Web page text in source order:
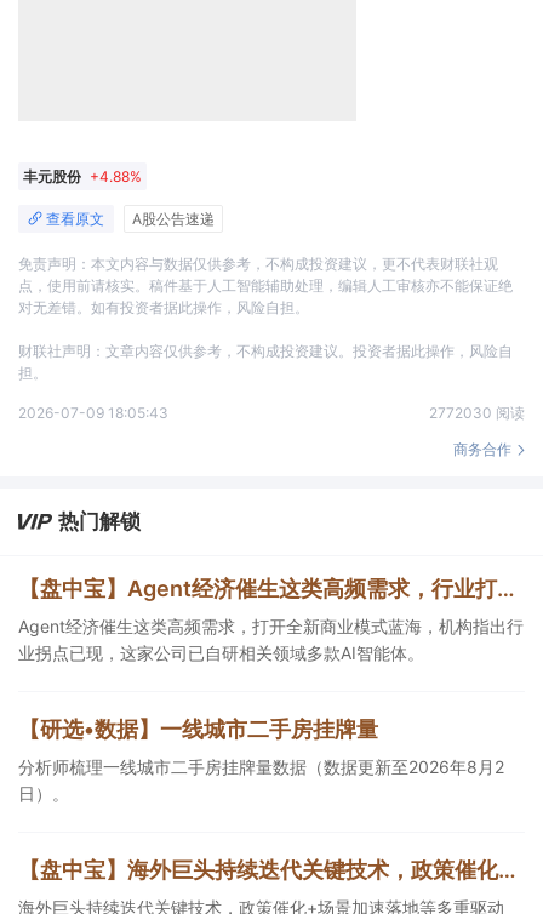
丰元股份 +4.88%
查看原文 A股公告速递
免责声明：本文内容与数据仅供参考，不构成投资建议，更不代表财联社观
点，使用前请核实。稿件基于人工智能辅助处理，编辑人工审核亦不能保证绝
对无差错。如有投资者据此操作，风险自担。
财联社声明：文章内容仅供参考，不构成投资建议。投资者据此操作，风险自
担。
2026-07-09 18:05:43
2772030 阅读
商务合作
热门解锁
【盘中宝】Agent经济催生这类高频需求，行业打开全新商业模式蓝海，这家公司已自研相关领域多款AI智能体
Agent经济催生这类高频需求，打开全新商业模式蓝海，机构指出行
业拐点已现，这家公司已自研相关领域多款AI智能体。
【研选•数据】一线城市二手房挂牌量
分析师梳理一线城市二手房挂牌量数据（数据更新至2026年8月2
日）。
【盘中宝】海外巨头持续迭代关键技术，政策催化+场景加速落地等多重驱动下，该行业景气期渐行渐近，这家企业探索AI与具身智能深度融合
海外巨头持续迭代关键技术，政策催化+场景加速落地等多重驱动